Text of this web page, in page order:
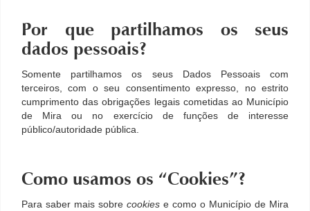
Por que partilhamos os seus
dados pessoais?
Somente partilhamos os seus Dados Pessoais com
terceiros, com o seu consentimento expresso, no estrito
cumprimento das obrigações legais cometidas ao Município
de Mira ou no exercício de funções de interesse
público/autoridade pública.
Como usamos os “Cookies”?
Para saber mais sobre cookies e como o Município de Mira